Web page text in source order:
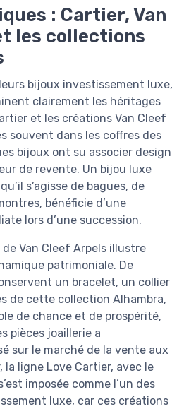
: Cartier, Van
les collections
bijoux investissement luxe,
clairement les héritages
et les créations Van Cleef
souvent dans les coffres des
bijoux ont su associer design
de revente. Un bijou luxe
s’agisse de bagues, de
bénéficie d’une
lors d’une succession.
Van Cleef Arpels illustre
patrimoniale. De
un bracelet, un collier
de cette collection Alhambra,
de chance et de prospérité,
pièces joaillerie a
sur le marché de la vente aux
la ligne Love Cartier, avec le
imposée comme l’un des
luxe, car ces créations